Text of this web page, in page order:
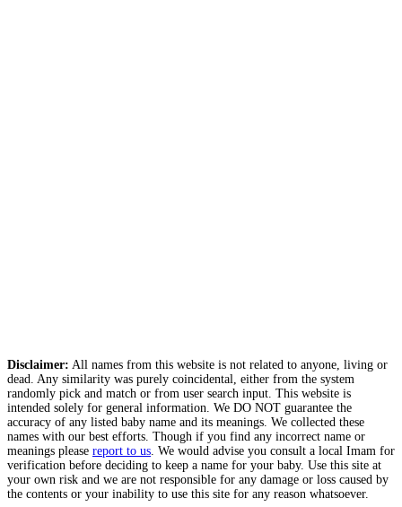
Disclaimer: All names from this website is not related to anyone, living or
dead. Any similarity was purely coincidental, either from the system
randomly pick and match or from user search input. This website is
intended solely for general information. We DO NOT guarantee the
accuracy of any listed baby name and its meanings. We collected these
names with our best efforts. Though if you find any incorrect name or
meanings please report to us . We would advise you consult a local Imam for
verification before deciding to keep a name for your baby. Use this site at
your own risk and we are not responsible for any damage or loss caused by
the contents or your inability to use this site for any reason whatsoever.